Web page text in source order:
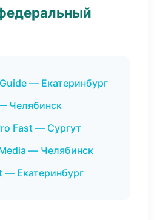
— Екатеринбург
Челябинск
Fast — Сургут
— Челябинск
— Екатеринбург